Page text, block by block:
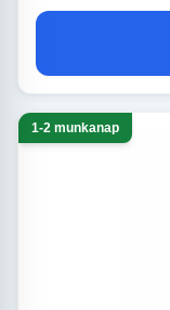
1-2 munkanap